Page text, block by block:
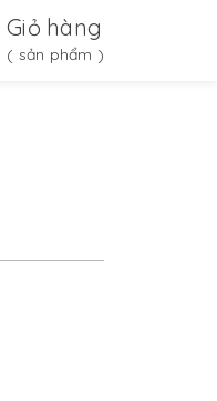
Giỏ hàng
( sản phẩm )